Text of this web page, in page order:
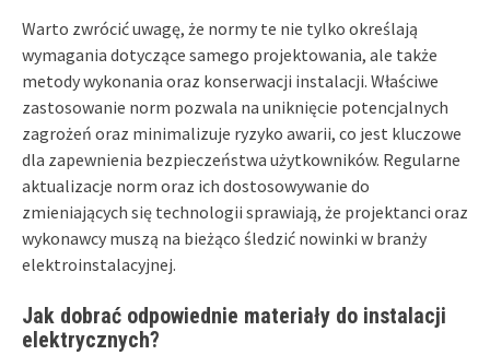
Warto zwrócić uwagę, że normy te nie tylko określają
wymagania dotyczące samego projektowania, ale także
metody wykonania oraz konserwacji instalacji. Właściwe
zastosowanie norm pozwala na uniknięcie potencjalnych
zagrożeń oraz minimalizuje ryzyko awarii, co jest kluczowe
dla zapewnienia bezpieczeństwa użytkowników. Regularne
aktualizacje norm oraz ich dostosowywanie do
zmieniających się technologii sprawiają, że projektanci oraz
wykonawcy muszą na bieżąco śledzić nowinki w branży
elektroinstalacyjnej.
Jak dobrać odpowiednie materiały do instalacji
elektrycznych?